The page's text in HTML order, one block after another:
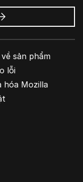
sản phẩm
lỗi
hóa Mozilla